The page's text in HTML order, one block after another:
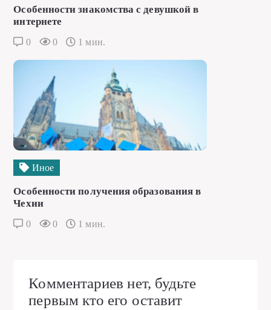
Особенности знакомства с девушкой в
интернете
0 0 1 мин.
Иное
Особенности получения образования в
Чехии
0 0 1 мин.
Комментариев нет, будьте
первым кто его оставит